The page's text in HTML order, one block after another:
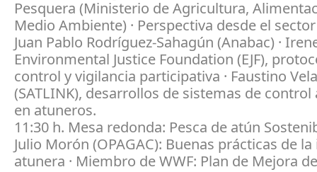
Pesquera (Ministerio de Agricultura,
Medio Ambiente) · Perspectiva desde el
Juan Pablo Rodríguez-Sahagún (Anabac) ·
Environmental Justice Foundation (EJF),
control y vigilancia participativa · Faustino
(SATLINK), desarrollos de sistemas de control
en atuneros.
11:30 h. Mesa redonda: Pesca de atún
Julio Morón (OPAGAC): Buenas prácticas de
atunera · Miembro de WWF: Plan de Mejora